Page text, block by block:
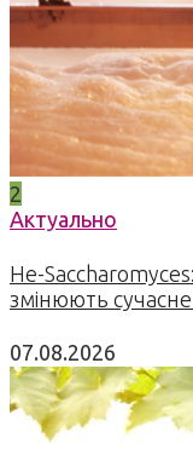
2
Актуально
Не-
змінюють
07.08.2026